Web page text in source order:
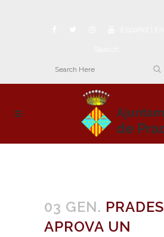
03 GEN. PRADES
APROVA UN